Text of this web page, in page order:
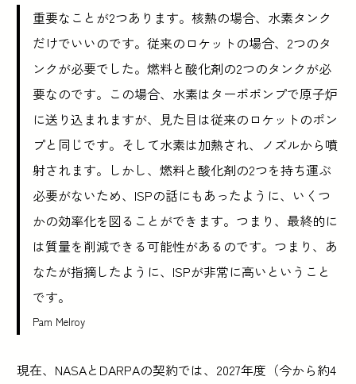
重要なことが2つあります。核熱の場合、水素タンク
だけでいいのです。従来のロケットの場合、2つのタ
ンクが必要でした。燃料と酸化剤の2つのタンクが必
要なのです。この場合、水素はターボポンプで原子炉
に送り込まれますが、見た目は従来のロケットのポン
プと同じです。そして水素は加熱され、ノズルから噴
射されます。しかし、燃料と酸化剤の2つを持ち運ぶ
必要がないため、ISPの話にもあったように、いくつ
かの効率化を図ることができます。つまり、最終的に
は質量を削減できる可能性があるのです。つまり、あ
なたが指摘したように、ISPが非常に高いということ
です。
Pam Melroy
現在、NASAとDARPAの契約では、2027年度（今から約4